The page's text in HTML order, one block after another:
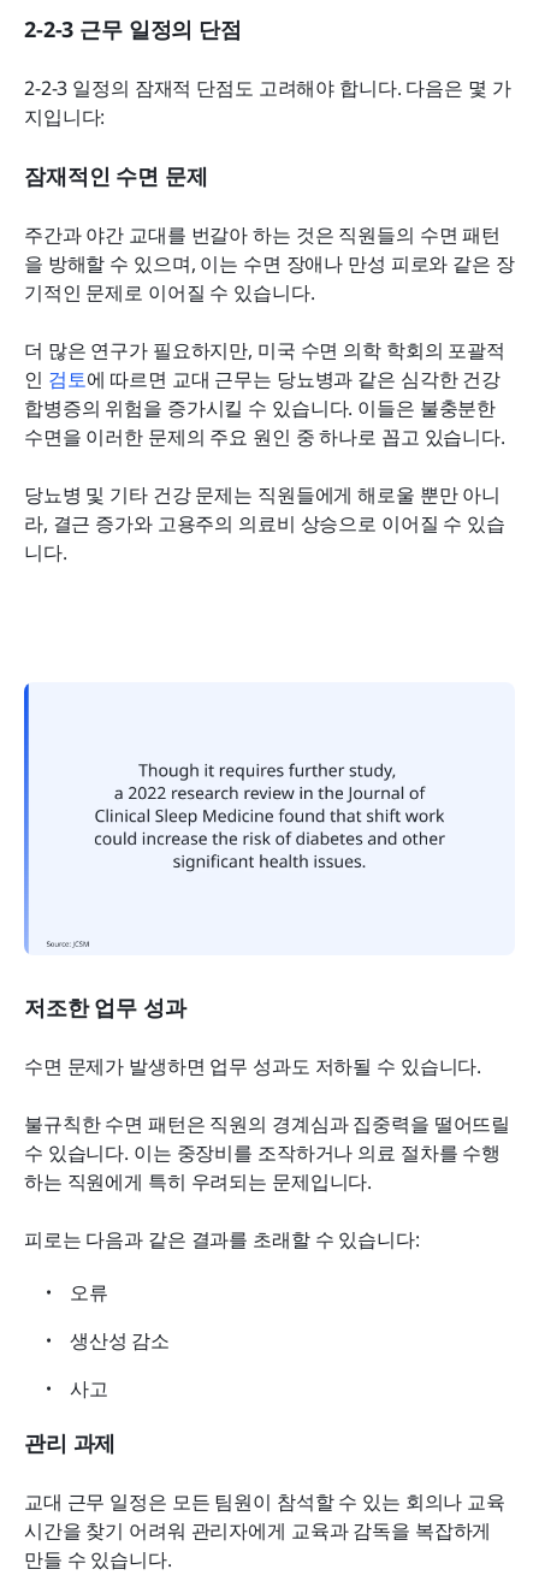
2-2-3 근무 일정의 단점
2-2-3 일정의 잠재적 단점도 고려해야 합니다. 다음은 몇 가
지입니다:
잠재적인 수면 문제
주간과 야간 교대를 번갈아 하는 것은 직원들의 수면 패턴
을 방해할 수 있으며, 이는 수면 장애나 만성 피로와 같은 장
기적인 문제로 이어질 수 있습니다.
더 많은 연구가 필요하지만, 미국 수면 의학 학회의 포괄적
인 검토에 따르면 교대 근무는 당뇨병과 같은 심각한 건강
합병증의 위험을 증가시킬 수 있습니다. 이들은 불충분한
수면을 이러한 문제의 주요 원인 중 하나로 꼽고 있습니다.
당뇨병 및 기타 건강 문제는 직원들에게 해로울 뿐만 아니
라, 결근 증가와 고용주의 의료비 상승으로 이어질 수 있습
니다.
저조한 업무 성과
수면 문제가 발생하면 업무 성과도 저하될 수 있습니다.
불규칙한 수면 패턴은 직원의 경계심과 집중력을 떨어뜨릴
수 있습니다. 이는 중장비를 조작하거나 의료 절차를 수행
하는 직원에게 특히 우려되는 문제입니다.
피로는 다음과 같은 결과를 초래할 수 있습니다:
오류
생산성 감소
사고
관리 과제
교대 근무 일정은 모든 팀원이 참석할 수 있는 회의나 교육
시간을 찾기 어려워 관리자에게 교육과 감독을 복잡하게
만들 수 있습니다.